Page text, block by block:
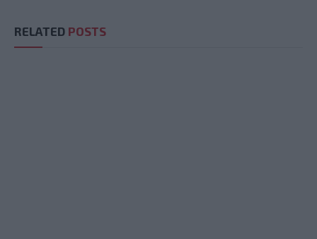
RELATED POSTS